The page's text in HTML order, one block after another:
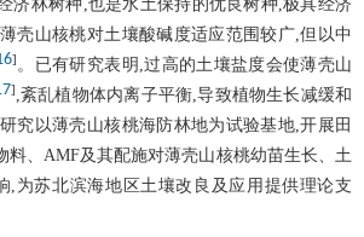
济林树种,也是水土保持的优良树种,极具经济
壳山核桃对土壤酸碱度适应范围较广,但以中
] 。已有研究表明,过高的土壤盐度会使薄壳山
] ,紊乱植物体内离子平衡,导致植物生长减缓和
究以薄壳山核桃海防林地为试验基地,开展田
料、AMF及其配施对薄壳山核桃幼苗生长、土
,为苏北滨海地区土壤改良及应用提供理论支